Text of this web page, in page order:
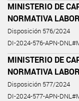
MINISTERIO DE
NORMATIVA
Disposición 576/2024
DI-2024-576-APN-
MINISTERIO DE
NORMATIVA
Disposición 577/2024
DI-2024-577-APN-